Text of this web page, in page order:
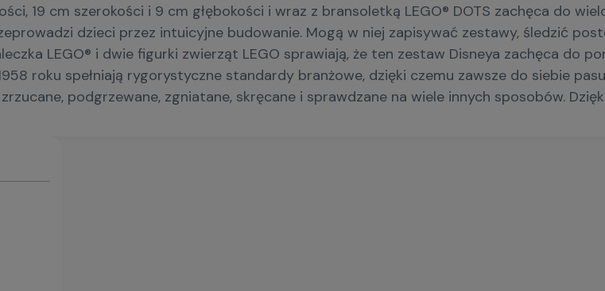
19 cm szerokości i 9 cm głębokości i wraz z bransoletką LEGO® DOTS zachęca do
dzieci przez intuicyjne budowanie. Mogą w niej zapisywać zestawy, śledzić
LEGO® i dwie figurki zwierząt LEGO sprawiają, że ten zestaw Disneya zachęca do
roku spełniają rygorystyczne standardy branżowe, dzięki czemu zawsze do siebie
podgrzewane, zgniatane, skręcane i sprawdzane na wiele innych sposobów.